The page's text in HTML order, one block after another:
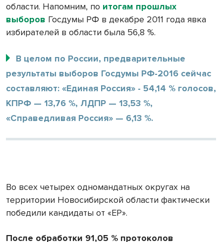
области. Напомним, по итогам прошлых
выборов Госдумы РФ в декабре 2011 года явка
избирателей в области была 56,8 %.
В целом по России, предварительные
результаты выборов Госдумы РФ-2016 сейчас
составляют: «Единая Россия» - 54,14 % голосов,
КПРФ — 13,76 %, ЛДПР — 13,53 %,
«Справедливая Россия» — 6,13 %.
Во всех четырех одномандатных округах на
территории Новосибирской области фактически
победили кандидаты от «ЕР».
После обработки 91,05 % протоколов